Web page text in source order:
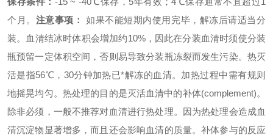
个月。 注意事项：
如果不能短期内使用完毕，解冻后请适当分
装。血清结冰时体积会增加约10%，因此在分装血清时须使分装
瓶预留一定体积空间，否则易导致分装瓶冻裂而发生污染。 热灭
活是指56℃，30分钟加热已*解冻的血清。加热过程中需有规则
地摇晃均匀。热处理的目的是灭活血清中的补体(complement)。
除非必须，一般不推荐对血清进行热处理。因为热处理会造成血
清沉淀物显著增多，而且还会影响血清的质量。补体参与的反应